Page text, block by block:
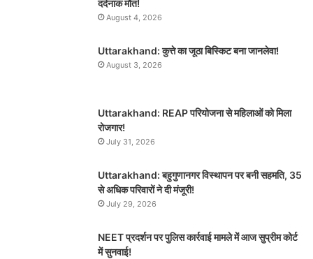
दर्दनाक मौत!
August 4, 2026
Uttarakhand: कुत्ते का जूठा बिस्किट बना जानलेवा!
August 3, 2026
Uttarakhand: REAP परियोजना से महिलाओं को मिला
रोजगार!
July 31, 2026
Uttarakhand: बहुगुणानगर विस्थापन पर बनी सहमति, 35
से अधिक परिवारों ने दी मंजूरी!
July 29, 2026
NEET प्रदर्शन पर पुलिस कार्रवाई मामले में आज सुप्रीम कोर्ट
में सुनवाई!